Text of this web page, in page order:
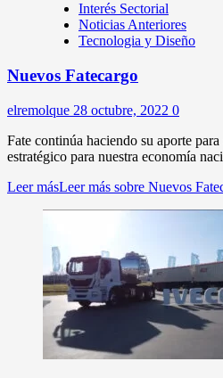
Interés Sectorial
Noticias Anteriores
Tecnologia y Diseño
Nuevos Fatecargo
elremolque 28 octubre, 2022 0
Fate continúa haciendo su aporte
estratégico para nuestra economía
Leer másLeer más sobre Nuevos